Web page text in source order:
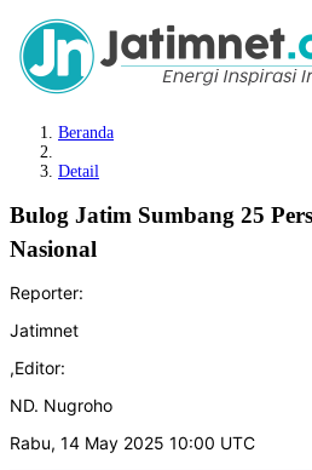
Beranda
Detail
Bulog Jatim Sumbang 25
Nasional
Reporter:
Jatimnet
,Editor:
ND. Nugroho
Rabu, 14 May 2025 10:00 UTC